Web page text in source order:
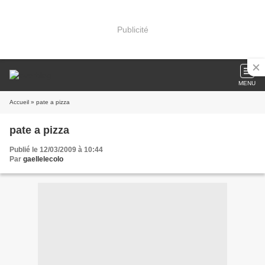
Publicité
MENU
Accueil » pate a pizza
pate a pizza
Publié le 12/03/2009 à 10:44
Par gaellelecolo